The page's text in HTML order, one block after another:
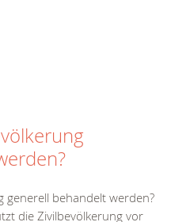
generell behandelt werden?
die Zivilbevölkerung vor